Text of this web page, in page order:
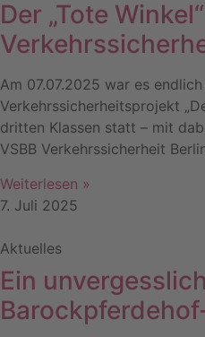
Der „Tote
Am 07.07.2025 war es
Verkehrssicherheitsprojekt
dritten Klassen statt – mit
VSBB Verkehrssicherheit
Weiterlesen »
7. Juli 2025
Aktuelles
Ein